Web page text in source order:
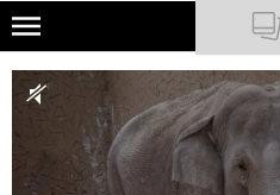
Skip
main
content
NATIONAL GEOGRAPHIC
TRAVELER
PODCASTY